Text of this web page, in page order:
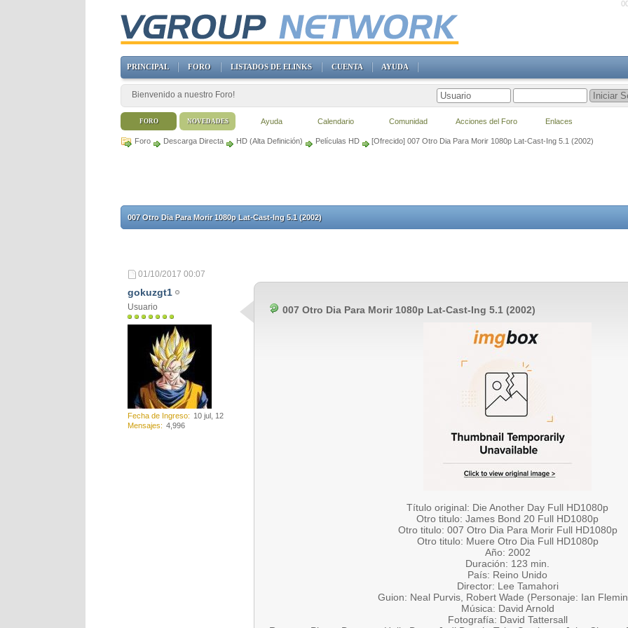
Foro Descarga Directa HD (Alta Definición) Películas HD [Ofrecido] 007 Otro Dia Para Morir 1080p Lat-Cast-Ing 5.1 (2002)
007 Otro Dia Para Morir 1080p Lat-Cast-Ing 5.1 (2002)
01/10/2017 00:07
gokuzgt1
Usuario
Fecha de Ingreso
10 jul, 12
Mensajes
4,996
007 Otro Dia Para Morir 1080p Lat-Cast-Ing 5.1 (2002)
Título original: Die Another Day Full HD1080p
Otro titulo: James Bond 20 Full HD1080p
Otro titulo: 007 Otro Dia Para Morir Full HD1080p
Otro titulo: Muere Otro Dia Full HD1080p
Año: 2002
Duración: 123 min.
País: Reino Unido
Director: Lee Tamahori
Guion: Neal Purvis, Robert Wade (Personaje: Ian
Música: David Arnold
Fotografía: David Tattersall
PRINCIPAL FORO LISTADOS DE ELINKS CUENTA AYUDA
Bienvenido a nuestro Foro!
FORO Ayuda Calendario Comunidad Acciones del Foro Enlaces
NOVEDADES